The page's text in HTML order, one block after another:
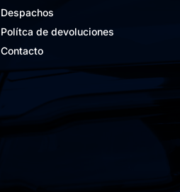
Despachos
Polítca de devoluciones
Contacto